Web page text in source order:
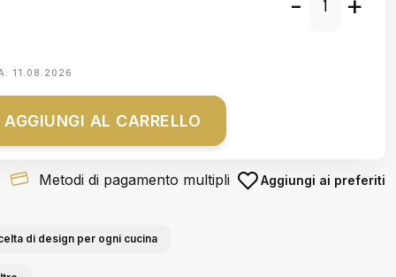
11.08.2026
AGGIUNGI AL CARRELLO
Metodi di pagamento multipli Aggiungi ai preferiti
di design per ogni cucina